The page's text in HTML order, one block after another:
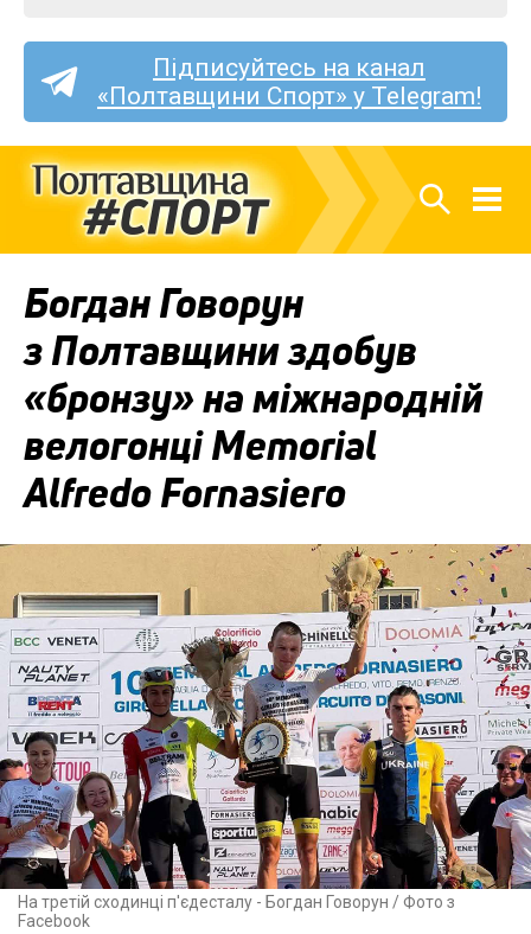
Підписуйтесь на канал
«Полтавщини Спорт» у Telegram!
Богдан Говорун
з Полтавщини здобув
«бронзу» на міжнародній
велогонці Memorial
Alfredo Fornasiero
На третій сходинці п'єдесталу - Богдан Говорун / Фото з
Facebook